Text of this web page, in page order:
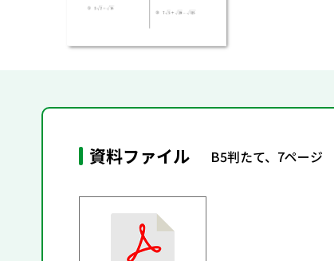
資料ファイル B5判たて、7ページ